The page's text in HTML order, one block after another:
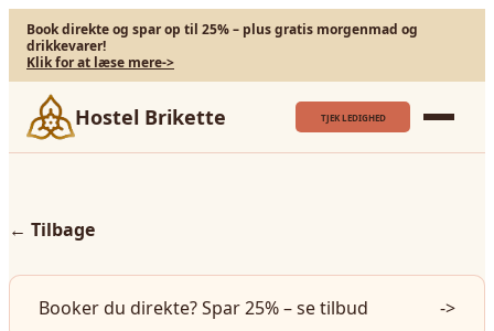
Book direkte og spar op til 25% – plus gratis morgenmad og
drikkevarer!
Klik for at læse mere->
Hostel Brikette TJEK LEDIGHED
← Tilbage
Booker du direkte? Spar 25% – se tilbud ->